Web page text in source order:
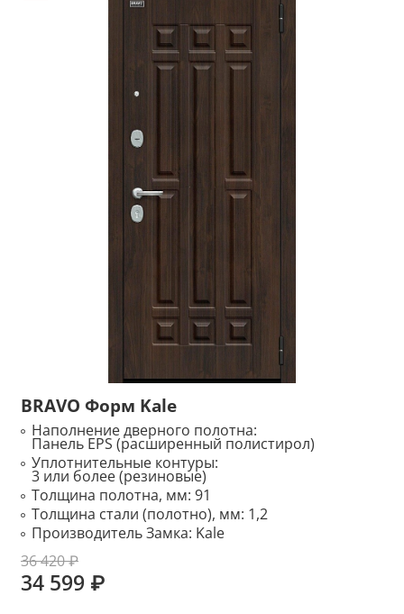
BRAVO Форм Kale
Наполнение дверного полотна:
Панель EPS (расширенный полистирол)
Уплотнительные контуры:
3 или более (резиновые)
Толщина полотна, мм: 91
Толщина стали (полотно), мм: 1,2
Производитель Замка: Kale
36 420 ₽
34 599 ₽